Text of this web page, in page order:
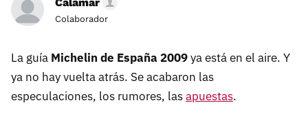
Colaborador
La guía Michelin de España 2009ya está en el aire. Y
ya no hay vuelta atrás. Se acabaron las
especulaciones, los rumores, lasapuestas.